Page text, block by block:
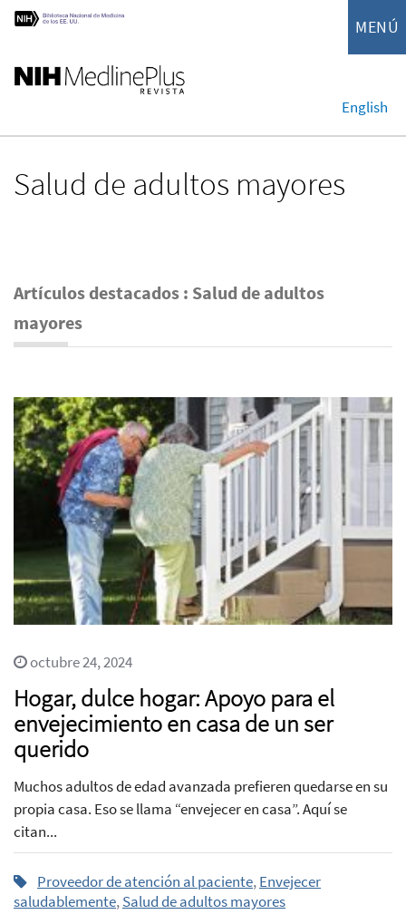
MENÚ
English
Salud de adultos mayores
Artículos destacados : Salud de adultos
mayores
octubre 24, 2024
Hogar, dulce hogar: Apoyo para el
envejecimiento en casa de un ser
querido
Muchos adultos de edad avanzada prefieren quedarse en su
propia casa. Eso se llama “envejecer en casa”. Aquí se
citan...
Proveedor de atención al paciente,Envejecer
saludablemente,Salud de adultos mayores